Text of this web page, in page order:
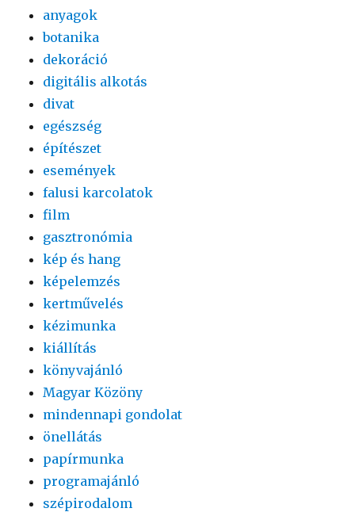
anyagok
botanika
dekoráció
digitális alkotás
divat
egészség
építészet
események
falusi karcolatok
film
gasztronómia
kép és hang
képelemzés
kertművelés
kézimunka
kiállítás
könyvajánló
Magyar Közöny
mindennapi gondolat
önellátás
papírmunka
programajánló
szépirodalom